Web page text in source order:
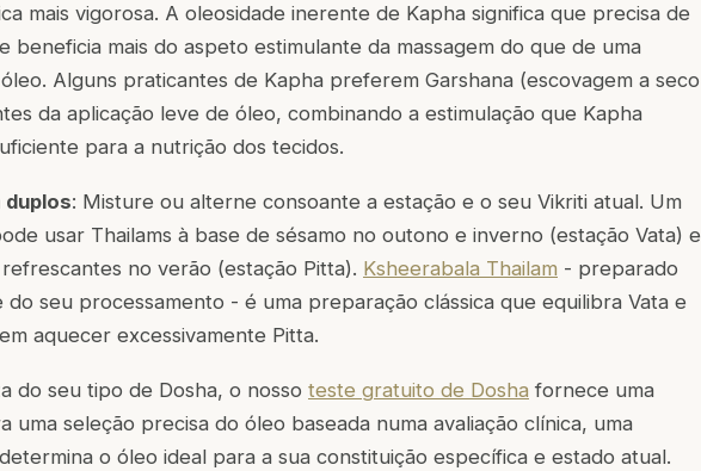
mais vigorosa. A oleosidade inerente de Kapha significa que precisa de
beneficia mais do aspeto estimulante da massagem do que de uma
Alguns praticantes de Kapha preferem Garshana (escovagem a seco
da aplicação leve de óleo, combinando a estimulação que Kapha
para a nutrição dos tecidos.
duplos: Misture ou alterne consoante a estação e o seu Vikriti atual. Um
usar Thailams à base de sésamo no outono e inverno (estação Vata) e
no verão (estação Pitta). Ksheerabala Thailam - preparado
seu processamento - é uma preparação clássica que equilibra Vata e
aquecer excessivamente Pitta.
do seu tipo de Dosha, o nosso teste gratuito de Dosha fornece uma
uma seleção precisa do óleo baseada numa avaliação clínica, uma
determina o óleo ideal para a sua constituição específica e estado atual.